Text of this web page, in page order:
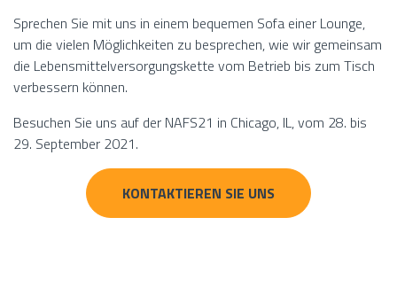
Sprechen Sie mit uns in einem bequemen Sofa einer Lounge,
um die vielen Möglichkeiten zu besprechen, wie wir gemeinsam
die Lebensmittelversorgungskette vom Betrieb bis zum Tisch
verbessern können.
Besuchen Sie uns auf der NAFS21 in Chicago, IL, vom 28. bis
29. September 2021.
KONTAKTIEREN SIE UNS